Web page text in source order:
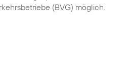
(BVG) möglich.